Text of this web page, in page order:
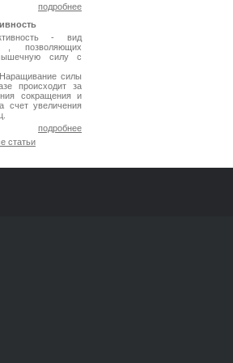
подробнее
- вид
, позволяющих
силу с
силы
происходит за
сокращения и
счет увеличения
подробнее
статьи